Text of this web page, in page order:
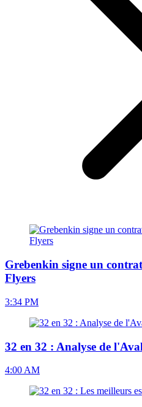
Grebenkin signe un
Flyers
3:34 PM
32 en 32 : Analyse de
4:00 AM